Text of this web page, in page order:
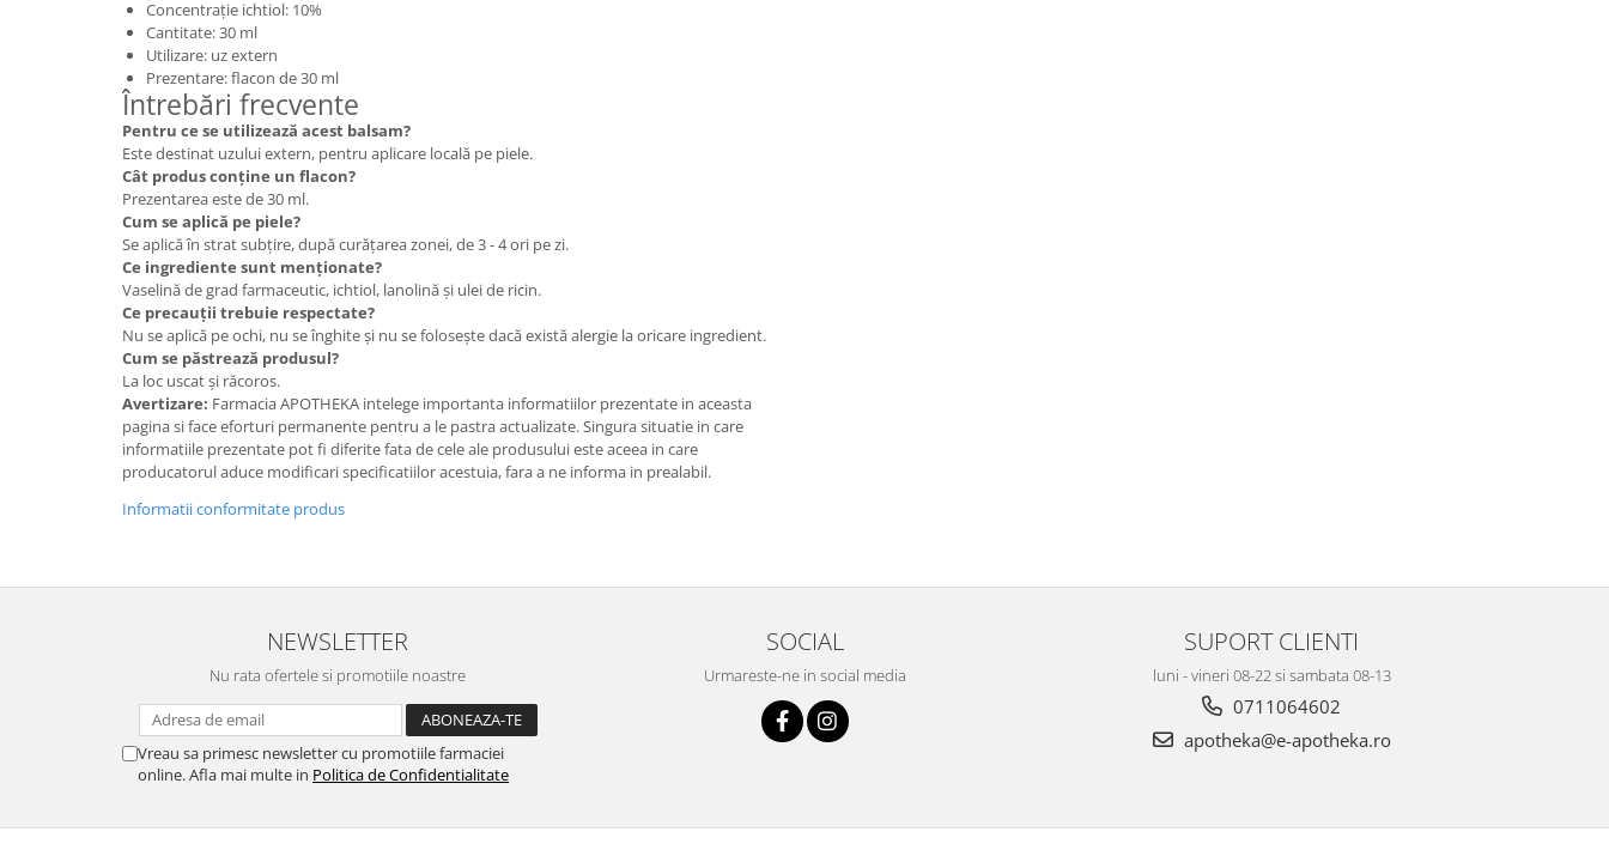
Concentrație ichtiol: 10%
Cantitate: 30 ml
Utilizare: uz extern
Prezentare: flacon de 30 ml
Întrebări frecvente
Pentru ce se utilizează acest balsam?
Este destinat uzului extern, pentru aplicare locală pe piele.
Cât produs conține un flacon?
Prezentarea este de 30 ml.
Cum se aplică pe piele?
Se aplică în strat subțire, după curățarea zonei, de 3 - 4 ori pe zi.
Ce ingrediente sunt menționate?
Vaselină de grad farmaceutic, ichtiol, lanolină și ulei de ricin.
Ce precauții trebuie respectate?
Nu se aplică pe ochi, nu se înghite și nu se folosește dacă există alergie la oricare ingredient.
Cum se păstrează produsul?
La loc uscat și răcoros.
Avertizare: Farmacia APOTHEKA intelege importanta informatiilor prezentate in aceasta
pagina si face eforturi permanente pentru a le pastra actualizate. Singura situatie in care
informatiile prezentate pot fi diferite fata de cele ale produsului este aceea in care
producatorul aduce modificari specificatiilor acestuia, fara a ne informa in prealabil.
Informatii conformitate produs
NEWSLETTER
Nu rata ofertele si promotiile noastre
Vreau sa primesc newsletter cu promotiile farmaciei
online. Afla mai multe in Politica de Confidentialitate
SOCIAL
Urmareste-ne in social media
SUPORT CLIENTI
luni - vineri 08-22 si sambata 08-13
0711064602
apotheka@e-apotheka.ro